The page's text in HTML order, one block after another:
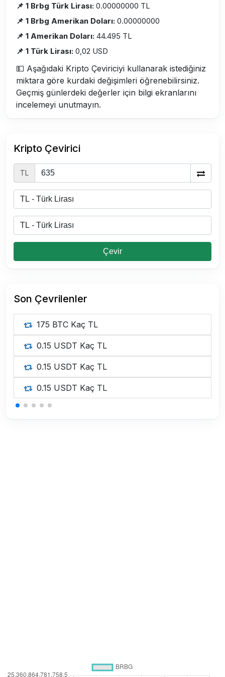
📌 1 Brbg Türk Lirası: 0.00000000 TL
📌 1 Brbg Amerikan Doları: 0.00000000
📌 1 Amerikan Doları: 44.495 TL
📌 1 Türk Lirası: 0,02 USD
💵 Aşağıdaki Kripto Çeviriciyi kullanarak istediğiniz
miktara göre kurdaki değişimleri öğrenebilirsiniz.
Geçmiş günlerdeki değerler için bilgi ekranlarını
incelemeyi unutmayın.
Kripto Çevirici
TL
Çevir
Son Çevrilenler
175 BTC Kaç TL
0.15 USDT Kaç TL
0.15 USDT Kaç TL
0.15 USDT Kaç TL